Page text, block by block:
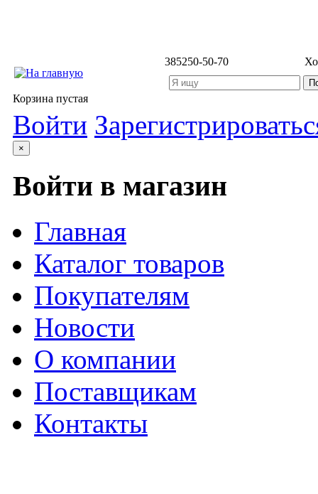
385250-50-70
Корзина пустая
Войти
×
Войти в магазин
Главная
Каталог товаров
Покупателям
Новости
О компании
Поставщикам
Контакты